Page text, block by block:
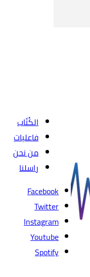
الكُتّاب
فاعليات
من نحن
راسلنا
Facebook
Twitter
Instagram
Youtube
Spotify